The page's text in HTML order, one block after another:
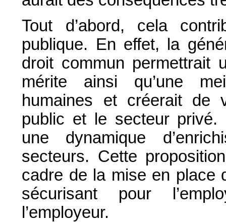
Tout d’abord, cela
publique. En effet, la
droit commun permettrait
mérite ainsi qu’une
humaines et créerait de
public et le secteur privé.
une dynamique
secteurs. Cette
cadre de la mise en place
sécurisant pour
l’employeur.